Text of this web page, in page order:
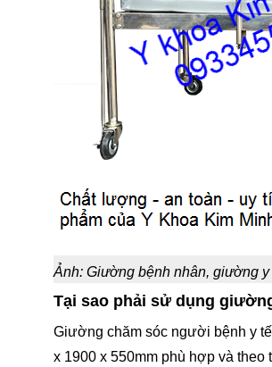
Ảnh: Giường bệnh nhân, giường
Tại sao phải sử dụng
Giường chăm sóc người bệnh y
x 1900 x 550mm phù hợp và theo